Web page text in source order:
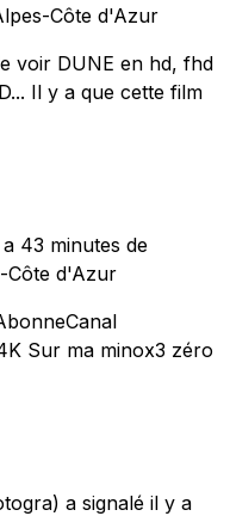
Côte d'Azur
voir DUNE en hd, fhd
Il y a que cette film
43 minutes de
Côte d'Azur
Sur ma minox3 zéro
a signalé il y a